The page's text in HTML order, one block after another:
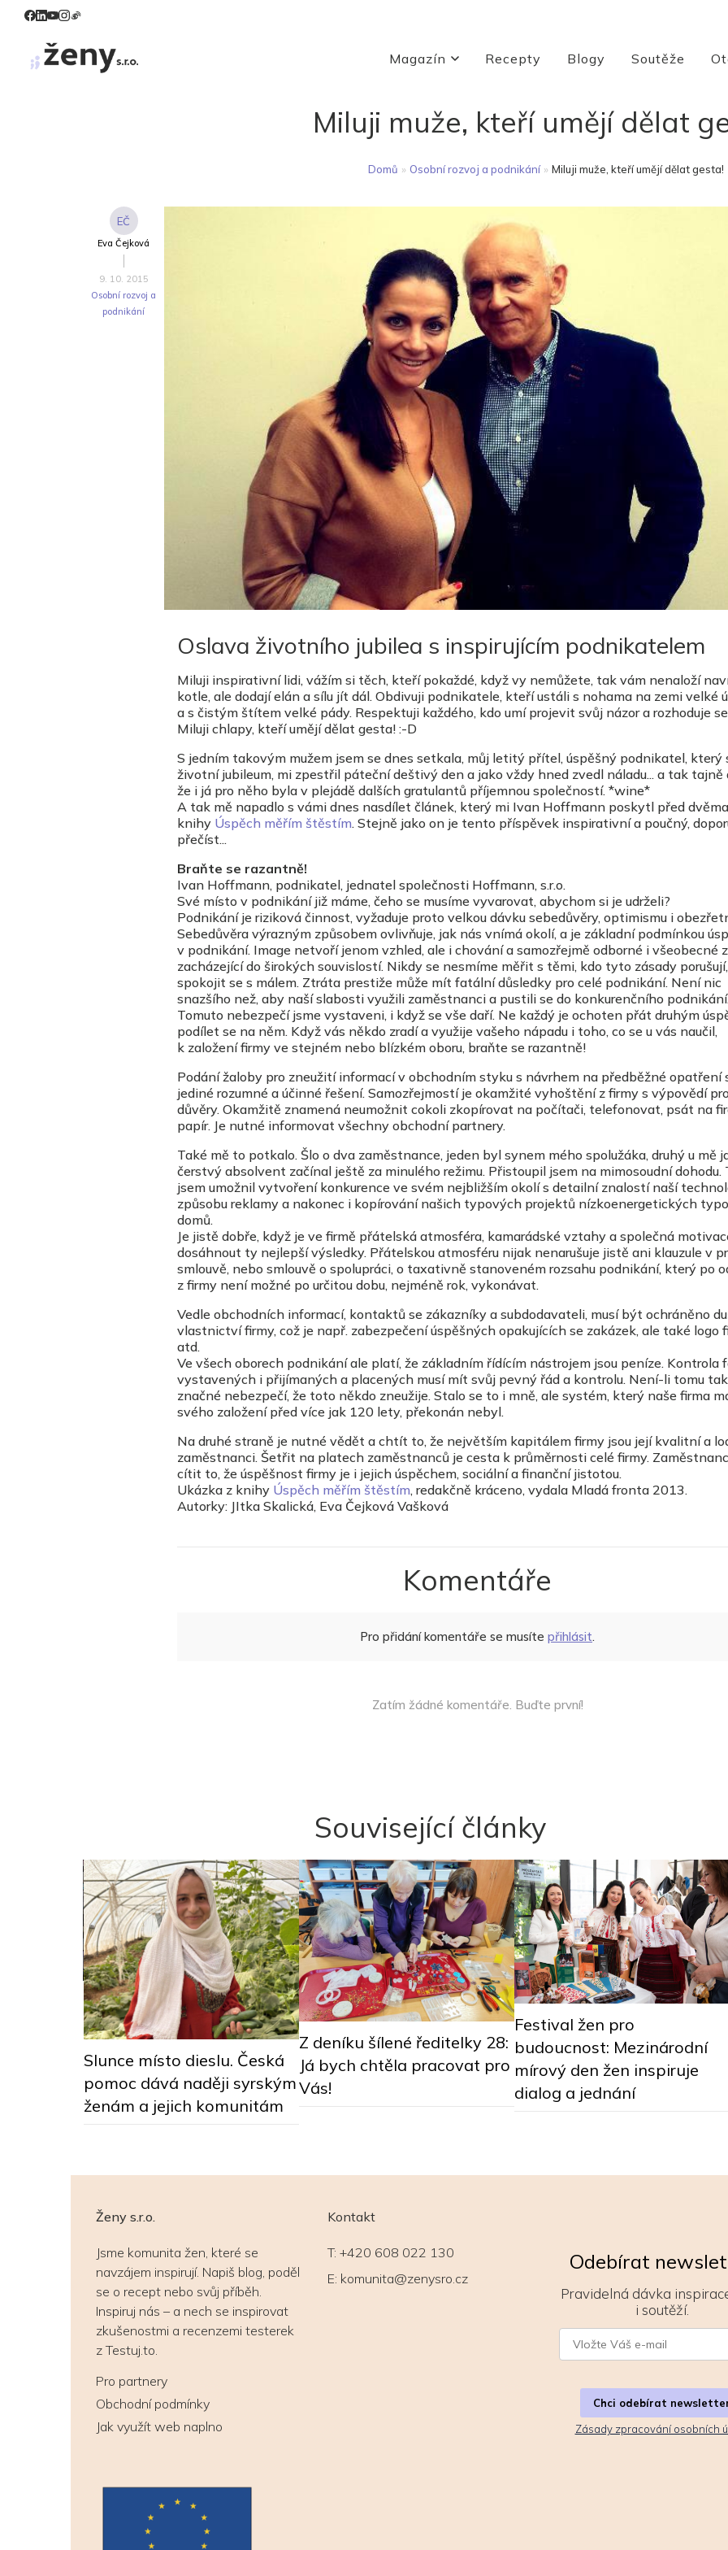
Magazín Recepty Blogy Soutěže
Miluji muže, kteří umějí dělat
Domů » Osobní rozvoj a podnikání » Miluji muže, kteří umějí dělat gesta!
EČ
Eva Čejková
9. 10. 2015
Osobní rozvoj a
podnikání
Oslava životního jubilea s inspirujícím podnikatelem
Miluji inspirativní lidi, vážím si těch, kteří pokaždé, když vy nemůžete, tak vám nenaloží
kotle, ale dodají elán a sílu jít dál. Obdivuji podnikatele, kteří ustáli s nohama na zemi velké
a s čistým štítem velké pády. Respektuji každého, kdo umí projevit svůj názor a rozhoduje
Miluji chlapy, kteří umějí dělat gesta! :-D
S jedním takovým mužem jsem se dnes setkala, můj letitý přítel, úspěšný podnikatel, který
životní jubileum, mi zpestřil páteční deštivý den a jako vždy hned zvedl náladu... a tak tajně
že i já pro něho byla v plejádě dalších gratulantů příjemnou společností. *wine*
A tak mě napadlo s vámi dnes nasdílet článek, který mi Ivan Hoffmann poskytl před
knihy Úspěch měřím štěstím. Stejně jako on je tento příspěvek inspirativní a poučný,
přečíst...
Braňte se razantně!
Ivan Hoffmann, podnikatel, jednatel společnosti Hoffmann, s.r.o.
Své místo v podnikání již máme, čeho se musíme vyvarovat, abychom si je udrželi?
Podnikání je riziková činnost, vyžaduje proto velkou dávku sebedůvěry, optimismu i
Sebedůvěra výrazným způsobem ovlivňuje, jak nás vnímá okolí, a je základní podmínkou
v podnikání. Image netvoří jenom vzhled, ale i chování a samozřejmě odborné i všeobecné
zacházející do širokých souvislostí. Nikdy se nesmíme měřit s těmi, kdo tyto zásady
spokojit se s málem. Ztráta prestiže může mít fatální důsledky pro celé podnikání. Není nic
snazšího než, aby naší slabosti využili zaměstnanci a pustili se do konkurenčního
Tomuto nebezpečí jsme vystaveni, i když se vše daří. Ne každý je ochoten přát druhým
podílet se na něm. Když vás někdo zradí a využije vašeho nápadu i toho, co se u vás naučil,
k založení firmy ve stejném nebo blízkém oboru, braňte se razantně!
Podání žaloby pro zneužití informací v obchodním styku s návrhem na předběžné opatření
jediné rozumné a účinné řešení. Samozřejmostí je okamžité vyhoštění z firmy s výpovědí
důvěry. Okamžitě znamená neumožnit cokoli zkopírovat na počítači, telefonovat, psát na
papír. Je nutné informovat všechny obchodní partnery.
Také mě to potkalo. Šlo o dva zaměstnance, jeden byl synem mého spolužáka, druhý u mě
čerstvý absolvent začínal ještě za minulého režimu. Přistoupil jsem na mimosoudní dohodu.
jsem umožnil vytvoření konkurence ve svém nejbližším okolí s detailní znalostí naší
způsobu reklamy a nakonec i kopírování našich typových projektů nízkoenergetických
domů.
Je jistě dobře, když je ve firmě přátelská atmosféra, kamarádské vztahy a společná
dosáhnout ty nejlepší výsledky. Přátelskou atmosféru nijak nenarušuje jistě ani klauzule v
smlouvě, nebo smlouvě o spolupráci, o taxativně stanoveném rozsahu podnikání, který po
z firmy není možné po určitou dobu, nejméně rok, vykonávat.
Vedle obchodních informací, kontaktů se zákazníky a subdodavateli, musí být ochráněno
vlastnictví firmy, což je např. zabezpečení úspěšných opakujících se zakázek, ale také logo
atd.
Ve všech oborech podnikání ale platí, že základním řídícím nástrojem jsou peníze. Kontrola
vystavených i přijímaných a placených musí mít svůj pevný řád a kontrolu. Není-li tomu
značné nebezpečí, že toto někdo zneužije. Stalo se to i mně, ale systém, který naše firma
svého založení před více jak 120 lety, překonán nebyl.
Na druhé straně je nutné vědět a chtít to, že největším kapitálem firmy jsou její kvalitní a
zaměstnanci. Šetřit na platech zaměstnanců je cesta k průměrnosti celé firmy.
cítit to, že úspěšnost firmy je i jejich úspěchem, sociální a finanční jistotou.
Ukázka z knihy Úspěch měřím štěstím, redakčně kráceno, vydala Mladá fronta 2013.
Autorky: JItka Skalická, Eva Čejková Vašková
Komentáře
Pro přidání komentáře se musíte přihlásit.
Zatím žádné komentáře. Buďte první!
Související články
Slunce místo dieslu. Česká
pomoc dává naději syrským
ženám a jejich komunitám
Z deníku šílené ředitelky 28:
Já bych chtěla pracovat pro
Vás!
Festival žen pro
budoucnost: Mezinárodní
mírový den žen inspiruje
dialog a jednání
Ženy s.r.o.
Jsme komunita žen, které se
navzájem inspirují. Napiš blog, poděl
se o recept nebo svůj příběh.
Inspiruj nás – a nech se inspirovat
zkušenostmi a recenzemi testerek
z Testuj.to.
Pro partnery
Obchodní podmínky
Jak využít web naplno
Kontakt
T: +420 608 022 130
E: komunita@zenysro.cz
Odebírat
Pravidelná dávka
i soutěží.
Chci odebírat
Zásady zpracování osobních